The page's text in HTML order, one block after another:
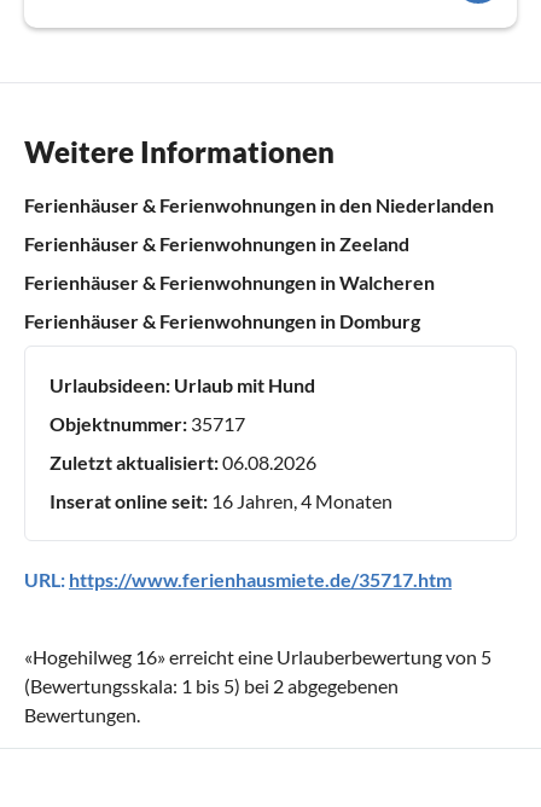
Weitere Informationen
Ferienhäuser & Ferienwohnungen in den Niederlanden
Ferienhäuser & Ferienwohnungen in Zeeland
Ferienhäuser & Ferienwohnungen in Walcheren
Ferienhäuser & Ferienwohnungen in Domburg
Urlaubsideen: Urlaub mit Hund
Objektnummer: 35717
Zuletzt aktualisiert:06.08.2026
Inserat online seit: 16 Jahren, 4 Monaten
URL: https://www.ferienhausmiete.de/35717.htm
«Hogehilweg 16» erreicht eine Urlauberbewertung von 5
(Bewertungsskala: 1 bis 5) bei 2abgegebenen
Bewertungen.